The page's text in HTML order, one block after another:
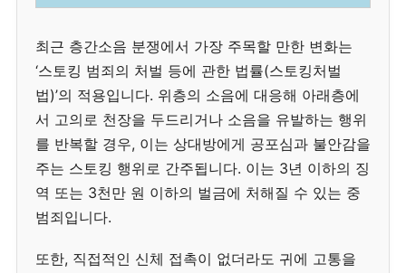
최근 층간소음 분쟁에서 가장 주목할 만한 변화는
‘스토킹 범죄의 처벌 등에 관한 법률(스토킹처벌
법)’의 적용입니다. 위층의 소음에 대응해 아래층에
서 고의로 천장을 두드리거나 소음을 유발하는 행위
를 반복할 경우, 이는 상대방에게 공포심과 불안감을
주는 스토킹 행위로 간주됩니다. 이는 3년 이하의 징
역 또는 3천만 원 이하의 벌금에 처해질 수 있는 중
범죄입니다.
또한, 직접적인 신체 접촉이 없더라도 귀에 고통을